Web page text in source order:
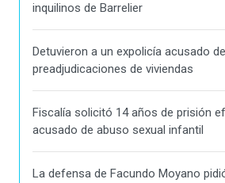
inquilinos de Barrelier
Detuvieron a un expolicía acusado
preadjudicaciones de viviendas
Fiscalía solicitó 14 años de prisión
acusado de abuso sexual infantil
La defensa de Facundo Moyano